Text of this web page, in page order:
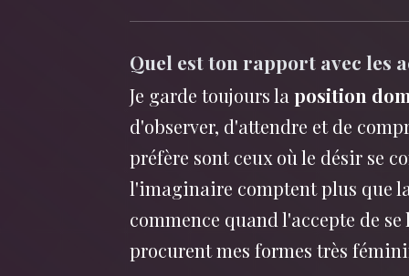
Quel est ton rapport avec les
Je garde toujours la position
d'observer, d'attendre et de
préfère sont ceux où le désir se
l'imaginaire comptent plus que
commence quand l'accepte de
procurent mes formes très